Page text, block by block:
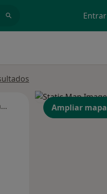
Entrar
Segunda-feira Qua
Ampliar mapa